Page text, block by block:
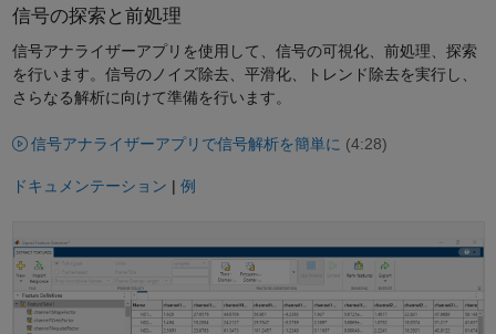
信号の探索と前処理
信号アナライザーアプリを使用して、信号の可視化、前処理、探索
を行います。信号のノイズ除去、平滑化、トレンド除去を実行し、
さらなる解析に向けて準備を行います。
信号アナライザーアプリで信号解析を簡単に (4:28)
ドキュメンテーション | 例